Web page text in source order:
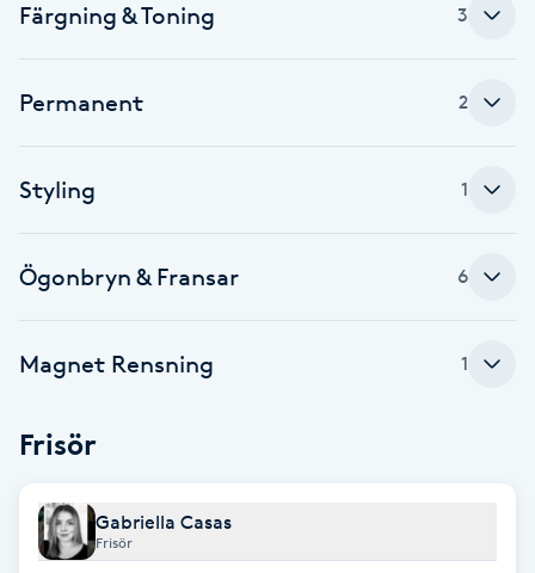
Coachning
Color correction
Damklippning
E
Extensions
Färgning & Toning 3
Permanent 2
Styling 1
Ögonbryn & Fransar 6
Magnet Rensning 1
Frisör
Gabriella Casas
Frisör